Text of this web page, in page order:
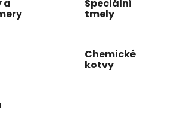
a Speciální
tmely
Chemické
kotvy